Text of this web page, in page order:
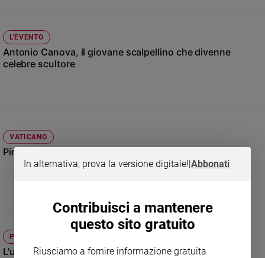
Cultura
e
spettacoli
streaming
Libri
Musica
educazione
Genitori
L'EVENTO
Antonio Canova, il giovane scalpellino che divenne
celebre scultore
VATICANO
Pinturicchio ritorna al suo antico splendore
PERSONAGGI
L'uomo che ha fatto le scarpe ai pontefici
In alternativa, prova la versione digitale!|Abbonati
Contribuisci a mantenere
questo sito gratuito
Riusciamo a fornire informazione gratuita